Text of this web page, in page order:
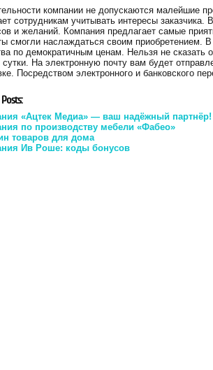
компании не допускаются малейшие
сотрудникам учитывать интересы
и желаний. Компания предлагает самые
смогли наслаждаться своим приобретением.
по демократичным ценам. Нельзя не сказать
сутки. На электронную почту вам будет
Посредством электронного и банковского
«Ацтек Медиа» — ваш надёжный партнёр!
по производству мебели «Фабео»
товаров для дома
Ив Роше: коды бонусов